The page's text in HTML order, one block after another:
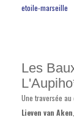
etoile-marseille
Les
Une traversée
Lieven van Aken